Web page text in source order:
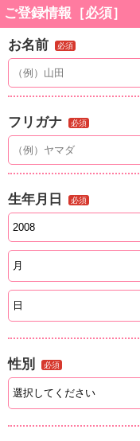
ご登録情報［必須］
お名前 必須
フリガナ 必須
生年月日 必須
性別 必須